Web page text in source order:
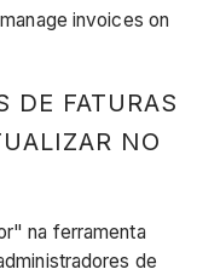
invoices on
DE FATURAS
NO
na ferramenta
de